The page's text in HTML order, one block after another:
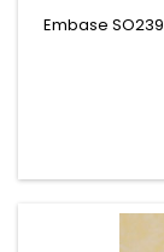
Embase